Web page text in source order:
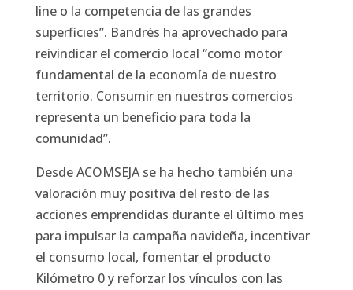
line o la competencia de las grandes
superficies”. Bandrés ha aprovechado para
reivindicar el comercio local “como motor
fundamental de la economía de nuestro
territorio. Consumir en nuestros comercios
representa un beneficio para toda la
comunidad”.
Desde ACOMSEJA se ha hecho también una
valoración muy positiva del resto de las
acciones emprendidas durante el último mes
para impulsar la campaña navideña, incentivar
el consumo local, fomentar el producto
Kilómetro 0 y reforzar los vínculos con las